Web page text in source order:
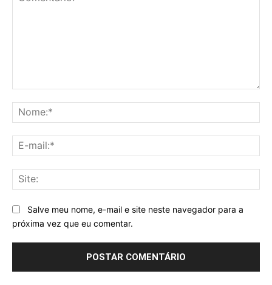
Salve meu nome, e-mail e site neste navegador para a
próxima vez que eu comentar.